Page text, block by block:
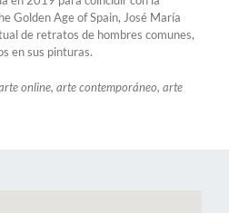
Golden Age of Spain, José María
de retratos de hombres comunes,
en sus pinturas.
online, arte contemporáneo, arte